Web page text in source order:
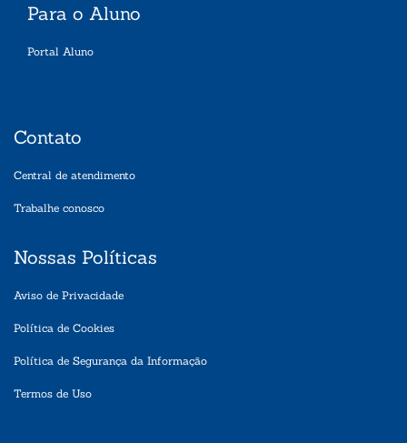
Para o Aluno
Portal Aluno
Contato
Central de atendimento
Trabalhe conosco
Nossas Políticas
Aviso de Privacidade
Política de Cookies
Política de Segurança da Informação
Termos de Uso